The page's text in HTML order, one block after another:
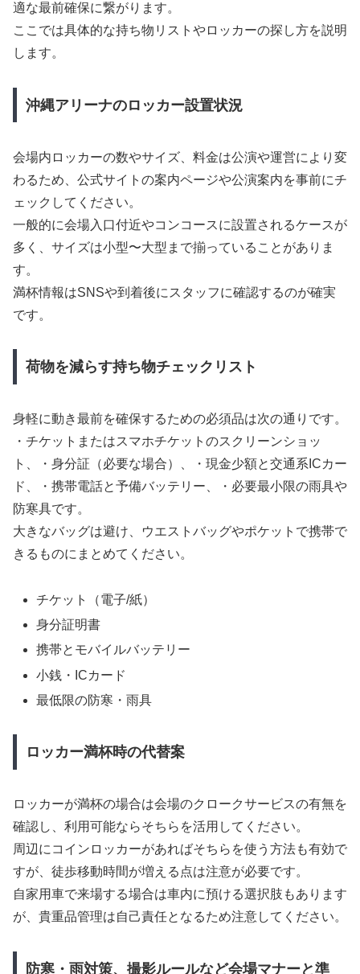
適な最前確保に繋がります。
ここでは具体的な持ち物リストやロッカーの探し方を説明
します。
沖縄アリーナのロッカー設置状況
会場内ロッカーの数やサイズ、料金は公演や運営により変
わるため、公式サイトの案内ページや公演案内を事前にチ
ェックしてください。
一般的に会場入口付近やコンコースに設置されるケースが
多く、サイズは小型〜大型まで揃っていることがありま
す。
満杯情報はSNSや到着後にスタッフに確認するのが確実
です。
荷物を減らす持ち物チェックリスト
身軽に動き最前を確保するための必須品は次の通りです。
・チケットまたはスマホチケットのスクリーンショッ
ト、・身分証（必要な場合）、・現金少額と交通系ICカー
ド、・携帯電話と予備バッテリー、・必要最小限の雨具や
防寒具です。
大きなバッグは避け、ウエストバッグやポケットで携帯で
きるものにまとめてください。
チケット（電子/紙）
身分証明書
携帯とモバイルバッテリー
小銭・ICカード
最低限の防寒・雨具
ロッカー満杯時の代替案
ロッカーが満杯の場合は会場のクロークサービスの有無を
確認し、利用可能ならそちらを活用してください。
周辺にコインロッカーがあればそちらを使う方法も有効で
すが、徒歩移動時間が増える点は注意が必要です。
自家用車で来場する場合は車内に預ける選択肢もあります
が、貴重品管理は自己責任となるため注意してください。
防寒・雨対策、撮影ルールなど会場マナーと準